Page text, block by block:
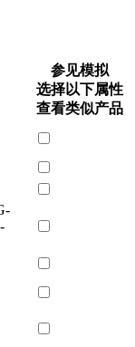
参见模拟
选择以下属性
查看类似产品